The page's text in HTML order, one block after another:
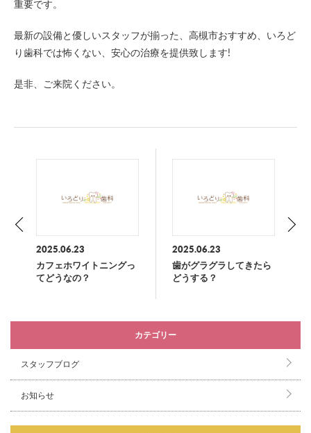
重要です。
最新の設備と優しいスタッフが揃った、高槻市おすすめ、いろど
り歯科では怖くない、安心の治療を提供致します!
是非、ご来院ください。
2025.06.23
カフェホワイトニングっ
てどうなの？
2025.06.23
歯がグラグラしてきたら
どうする？
カテゴリー
スタッフブログ
お知らせ